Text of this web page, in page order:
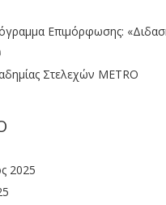
Επιμόρφωσης:
Στελεχών METRO
2025